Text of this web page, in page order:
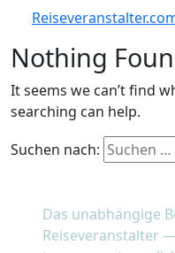
Nothing
It seems we can’t find
searching can help.
Suchen nach:
Das unabhängige
Reiseveranstalter